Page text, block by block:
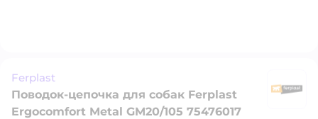
Ferplast
Поводок-цепочка для собак Ferplast
Ergocomfort Metal GM20/105 75476017